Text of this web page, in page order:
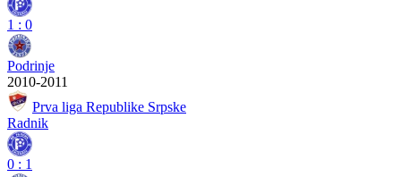
1 : 0
Podrinje
2010-2011
Prva liga Republike Srpske
Radnik
0 : 1